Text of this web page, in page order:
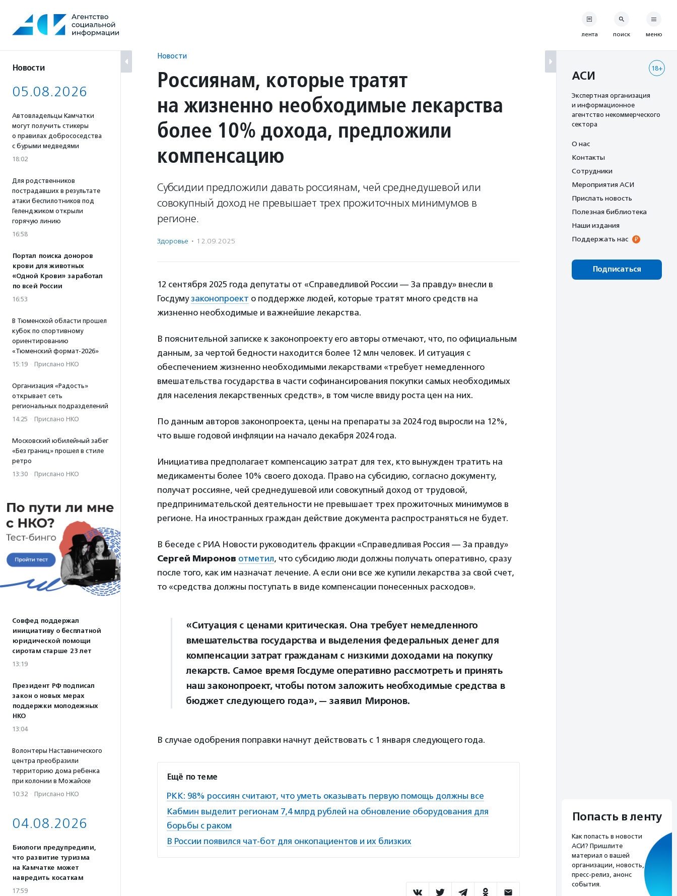
содержанию
Новости
05.08.2026
Автовладельцы Камчатки
могут получить стикеры
о правилах добрососедства
с бурыми медведями
18:02
Для родственников
пострадавших в результате
атаки беспилотников под
Геленджиком открыли
горячую линию
16:58
Портал поиска доноров
крови для животных
«Одной Крови» заработал
по всей России
16:53
В Тюменской области прошел
кубок по спортивному
ориентированию
«Тюменский формат-2026»
15:19 · Прислано НКО
Организация «Радость»
открывает сеть
региональных подразделений
14:25 · Прислано НКО
Московский юбилейный забег
«Без границ» прошел в стиле
ретро
13:30 · Прислано НКО
Совфед поддержал
инициативу о бесплатной
юридической помощи
сиротам старше 23 лет
13:19
Президент РФ подписал
закон о новых мерах
поддержки молодежных
НКО
13:04
Волонтеры Наставнического
центра преобразили
территорию дома ребенка
при колонии в Можайске
10:32 · Прислано НКО
04.08.2026
Биологи предупредили,
что развитие туризма
на Камчатке может
навредить косаткам
17:59
Новости
Россиянам, которые тратят
на жизненно необходимые лекарства
более 10% дохода, предложили
компенсацию
Субсидии предложили давать россиянам, чей среднедушевой или
совокупный доход не превышает трех прожиточных минимумов в
регионе.
Здоровье · 12.09.2025
12 сентября 2025 года депутаты от «Справедливой России — За правду» внесли в
Госдумузаконопроект о поддержке людей, которые тратят много средств на
жизненно необходимые и важнейшие лекарства.
В пояснительной записке к законопроекту его авторы отмечают, что, по официальным
данным, за чертой бедности находится более 12 млн человек. И ситуация с
обеспечением жизненно необходимыми лекарствами «требует немедленного
вмешательства государства в части софинансирования покупки самых необходимых
для населения лекарственных средств», в том числе ввиду роста цен на них.
По данным авторов законопроекта, цены на препараты за 2024 год выросли на 12%,
что выше годовой инфляции на начало декабря 2024 года.
Инициатива предполагает компенсацию затрат для тех, кто вынужден тратить на
медикаменты более 10% своего дохода. Право на субсидию, согласно документу,
получат россияне, чей среднедушевой или совокупный доход от трудовой,
предпринимательской деятельности не превышает трех прожиточных минимумов в
регионе. На иностранных граждан действие документа распространяться не будет.
В беседе с РИА Новости руководитель фракции «Справедливая Россия — За правду»
Сергей Миронов отметил, что субсидию люди должны получать оперативно, сразу
после того, как им назначат лечение. А если они все же купили лекарства за свой счет,
то «средства должны поступать в виде компенсации понесенных расходов».
«Ситуация с ценами критическая. Она требует немедленного
вмешательства государства и выделения федеральных денег для
компенсации затрат гражданам с низкими доходами на покупку
лекарств. Самое время Госдуме оперативно рассмотреть и принять
наш законопроект, чтобы потом заложить необходимые средства в
бюджет следующего года», — заявил Миронов.
В случае одобрения поправки начнут действовать с 1 января следующего года.
Ещё по теме
РКК: 98% россиян считают, что уметь оказывать первую помощь должны все
Кабмин выделит регионам 7,4 млрд рублей на обновление оборудования для
борьбы с раком
В России появился чат-бот для онкопациентов и их близких
лента поиск меню
18+
АСИ
Экспертная организация
и информационное
агентство некоммерческого
сектора
О нас
Контакты
Сотрудники
Мероприятия АСИ
Прислать новость
Полезная библиотека
Наши издания
Поддержать нас
Подписаться
Попасть в ленту
Как попасть в новости
АСИ? Пришлите
материал о вашей
организации, новость,
пресс-релиз, анонс
события.